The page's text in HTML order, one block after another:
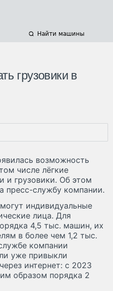
Найти машины
грузовики в
возможность
числе лёгкие
и грузовики. Об этом
пресс-службу компании.
индивидуальные
лица. Для
4,5 тыс. машин, их
в более чем 1,2 тыс.
компании
уже привыкли
интернет: с 2023
образом порядка 2